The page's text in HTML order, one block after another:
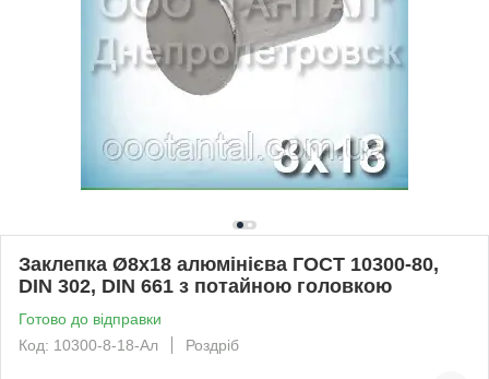
Заклепка Ø8х18 алюмінієва ГОСТ 10300-80,
DIN 302, DIN 661 з потайною головкою
Готово до відправки
Код: 10300-8-18-Ал
Роздріб